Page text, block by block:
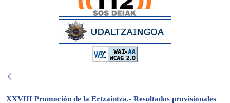
XXVIII Promoción de la Ertzaintza.- Resultados provisionales